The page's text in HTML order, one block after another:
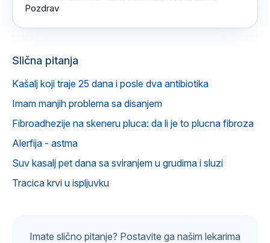
Pozdrav
Slična pitanja
Kašalj koji traje 25 dana i posle dva antibiotika
Imam manjih problema sa disanjem
Fibroadhezije na skeneru pluca: da li je to plucna fibroza
Alerfija - astma
Suv kasalj pet dana sa sviranjem u grudima i sluzi
Tracica krvi u ispljuvku
Imate slično pitanje? Postavite ga našim lekarima